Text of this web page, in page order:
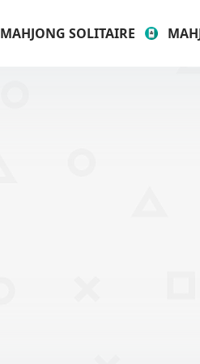
MAHJONG SOLITAIRE